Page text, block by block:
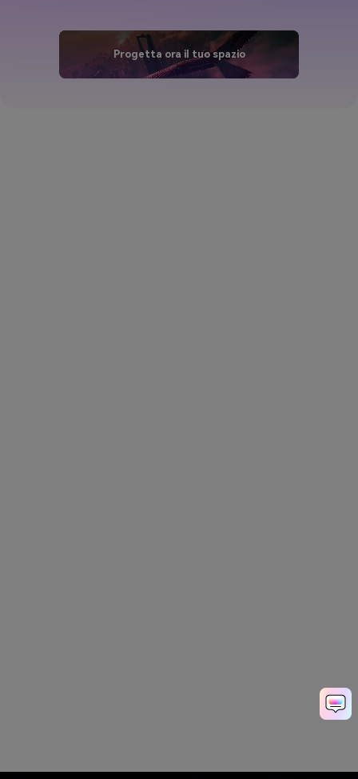
Progetta ora il tuo spazio